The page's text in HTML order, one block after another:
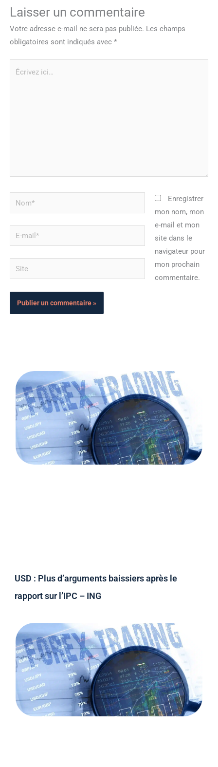
Laisser un commentaire
Votre adresse e-mail ne sera pas publiée. Les champs
obligatoires sont indiqués avec *
Nom*
mail*
Site
Enregistrer
mon nom, mon
e-mail et mon
site dans le
navigateur pour
mon prochain
commentaire.
USD : Plus d’arguments baissiers après le
rapport sur l’IPC – ING